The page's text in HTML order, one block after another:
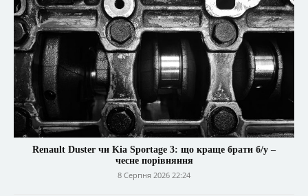
Renault Duster чи Kia Sportage 3: що краще брати б/у –
чесне порівняння
8 Серпня 2026 22:24